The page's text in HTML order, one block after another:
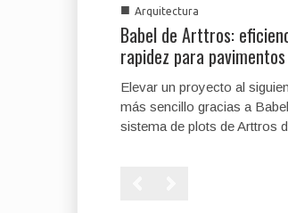
■ Arquitectura
Babel de Arttros:
rapidez para
Elevar un proyecto al
más sencillo gracias a
sistema de plots de Arttros